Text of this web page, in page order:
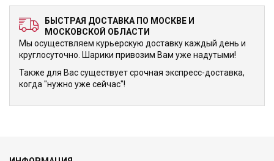
БЫСТРАЯ ДОСТАВКА ПО МОСКВЕ И
МОСКОВСКОЙ ОБЛАСТИ
Мы осуществляем курьерскую доставку каждый день и
круглосуточно. Шарики привозим Вам уже надутыми!
Также для Вас существует срочная экспресс-доставка,
когда "нужно уже сейчас"!